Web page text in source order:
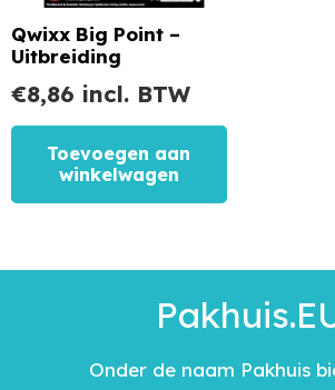
Qwixx Big Point –
Uitbreiding
€8,86 incl. BTW
Toevoegen aan
winkelwagen
Onder de naam Pakhuis